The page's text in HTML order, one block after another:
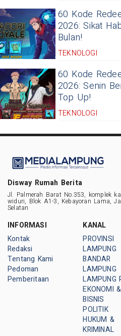
60 Kode
2026: Sikat
Bulan!
TEKNOLOGI
60 Kode
2026: Senin
Top Up!
TEKNOLOGI
Disway Rumah Berita
Jl. Palmerah Barat No.353, komplek
widuri, Blok A1-3, Kebayoran Lama,
Selatan
INFORMASI
Kontak
Redaksi
Tentang Kami
Pedoman
Pemberitaan
KANAL
PROVINSI
LAMPUNG
BANDAR
LAMPUNG
LAMPUNG
EKONOMI &
BISNIS
POLITIK
HUKUM &
KRIMINAL